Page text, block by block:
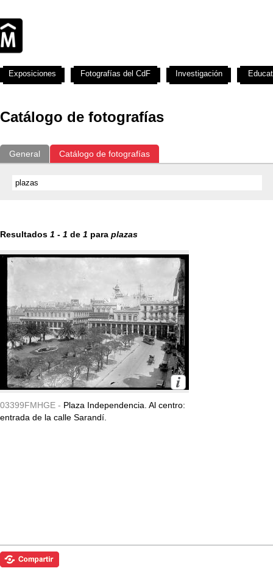
Catálogo de fotografías
General Catálogo de fotografías
Resultados 1 - 1 de 1 para plazas
03399FMHGE - Plaza Independencia. Al centro:
entrada de la calle Sarandí.
Exposiciones Fotografías del CdF Investigación